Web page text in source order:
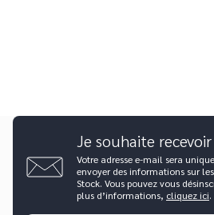
Je souhaite
Votre adresse e-mail sera
envoyer des informations sur
Stock. Vous pouvez vous
plus d’informations, cliquez ici.